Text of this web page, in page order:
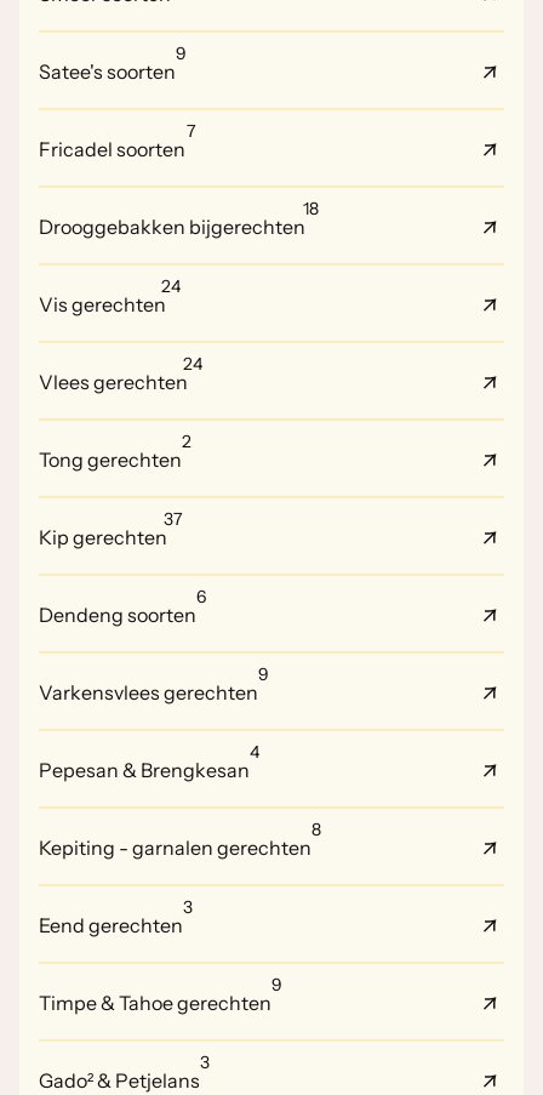
Satee's soorten
9
Fricadel soorten
7
Drooggebakken bijgerechten
18
Vis gerechten
24
Vlees gerechten
24
Tong gerechten
2
Kip gerechten
37
Dendeng soorten
6
Varkensvlees gerechten
9
Pepesan & Brengkesan
4
Kepiting - garnalen gerechten
8
Eend gerechten
3
Timpe & Tahoe gerechten
9
Gado² & Petjelans
3